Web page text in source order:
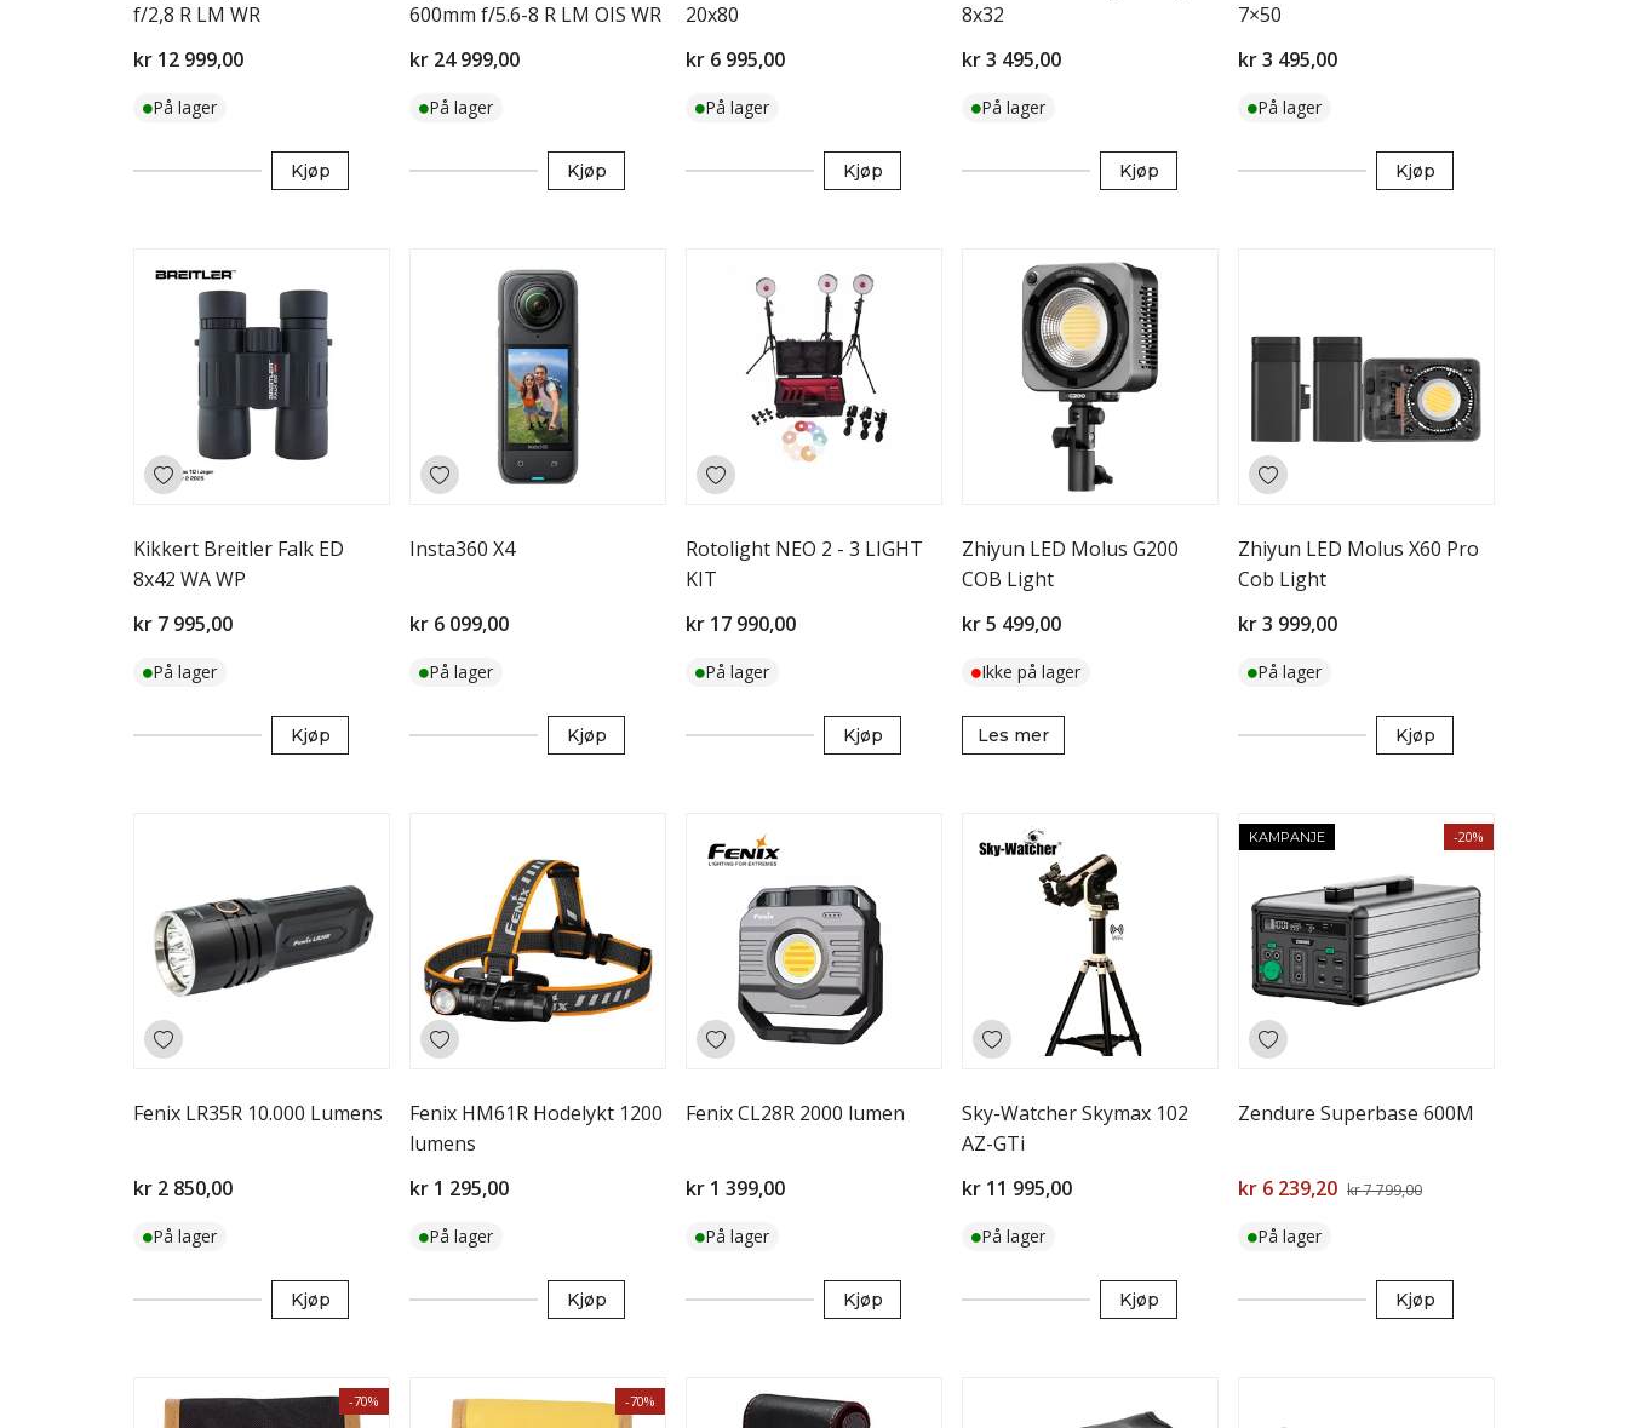
f/2,8 R LM WR
kr 12 999,00
På lager
Kjøp
600mm f/5.6-8 R LM OIS WR
kr 24 999,00
På lager
Kjøp
20x80
kr 6 995,00
På lager
Kjøp
8x32
kr 3 495,00
På lager
Kjøp
7×50
kr 3 495,00
På lager
Kjøp
Kikkert Breitler Falk ED
8x42 WA WP
kr 7 995,00
På lager
Kjøp
Insta360 X4
kr 6 099,00
På lager
Kjøp
Rotolight NEO 2 - 3 LIGHT
KIT
kr 17 990,00
På lager
Kjøp
Zhiyun LED Molus G200
COB Light
kr 5 499,00
Ikke på lager
Les mer
Zhiyun LED Molus X60 Pro
Cob Light
kr 3 999,00
På lager
Kjøp
Fenix LR35R 10.000 Lumens
kr 2 850,00
På lager
Kjøp
Fenix HM61R Hodelykt 1200
lumens
kr 1 295,00
På lager
Kjøp
Fenix CL28R 2000 lumen
kr 1 399,00
På lager
Kjøp
Sky-Watcher Skymax 102
AZ-GTi
kr 11 995,00
På lager
Kjøp
KAMPANJE -20%
Zendure Superbase 600M
kr 6 239,20 kr 7 799,00
På lager
Kjøp
-70% -70%